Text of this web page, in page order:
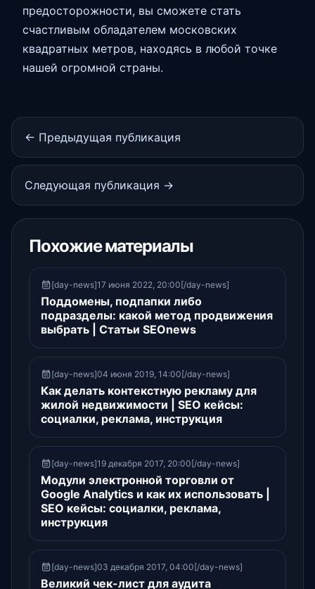
предосторожности, вы сможете стать
счастливым обладателем московских
квадратных метров, находясь в любой точке
нашей огромной страны.
← Предыдущая публикация
Следующая публикация →
Похожие материалы
[day-news]17 июня 2022, 20:00[/day-news]
Поддомены, подпапки либо
подразделы: какой метод продвижения
выбрать | Статьи SEOnews
[day-news]04 июня 2019, 14:00[/day-news]
Как делать контекстную рекламу для
жилой недвижимости | SEO кейсы:
социалки, реклама, инструкция
[day-news]19 декабря 2017, 20:00[/day-news]
Модули электронной торговли от
Google Analytics и как их использовать |
SEO кейсы: социалки, реклама,
инструкция
[day-news]03 декабря 2017, 04:00[/day-news]
Великий чек-лист для аудита